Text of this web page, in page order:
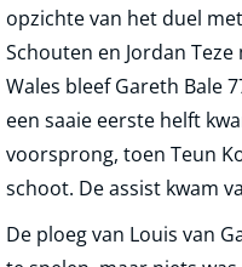
opzichte van het duel
Schouten en Jordan
Wales bleef Gareth Bale
een saaie eerste helft
voorsprong, toen Teun
schoot. De assist kwam
De ploeg van Louis van